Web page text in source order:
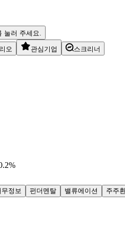
눌러 주세요.
오 관심기업
스크리너
무정보 펀더멘탈 밸류에이션 주주